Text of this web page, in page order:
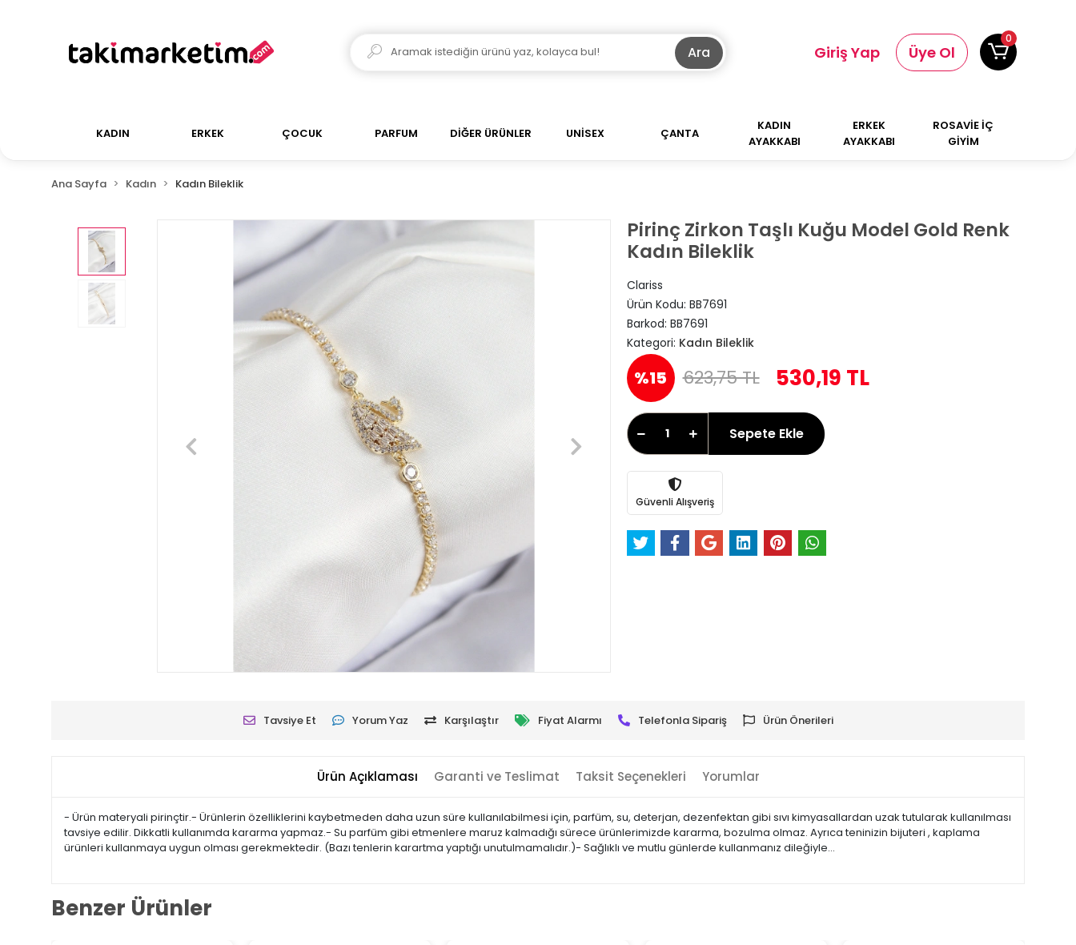
Ara Giriş Yap Üye Ol
0
KADIN ERKEK ÇOCUK PARFUM DİĞER ÜRÜNLER UNİSEX ÇANTA
KADIN
AYAKKABI
ERKEK
AYAKKABI
ROSAVİE İÇ
GİYİM
Ana Sayfa Kadın Kadın Bileklik
Pirinç Zirkon Taşlı Kuğu Model Gold Renk
Kadın Bileklik
Clariss
Ürün Kodu: BB7691
Barkod: BB7691
Kategori: Kadın Bileklik
%15 623,75 TL 530,19 TL
Sepete Ekle
Güvenli Alışveriş
Tavsiye Et Yorum Yaz Karşılaştır Fiyat Alarmı Telefonla Sipariş Ürün Önerileri
Ürün Açıklaması Garanti ve Teslimat Taksit Seçenekleri Yorumlar
- Ürün materyali pirinçtir.- Ürünlerin özelliklerini kaybetmeden daha uzun süre kullanılabilmesi için, parfüm, su, deterjan, dezenfektan gibi sıvı kimyasallardan uzak tutularak kullanılması
tavsiye edilir. Dikkatli kullanımda kararma yapmaz.- Su parfüm gibi etmenlere maruz kalmadığı sürece ürünlerimizde kararma, bozulma olmaz. Ayrıca teninizin bijuteri , kaplama
ürünleri kullanmaya uygun olması gerekmektedir. (Bazı tenlerin karartma yaptığı unutulmamalıdır.)- Sağlıklı ve mutlu günlerde kullanmanız dileğiyle…
Benzer Ürünler